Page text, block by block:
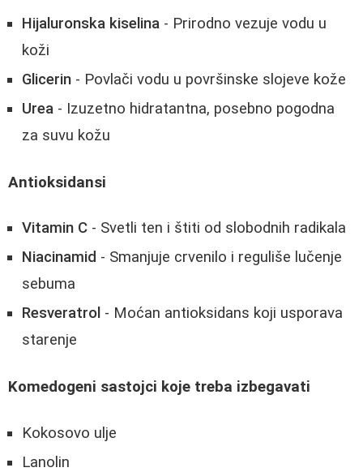
Hijaluronska kiselina - Prirodno vezuje vodu u
koži
Glicerin - Povlači vodu u površinske slojeve kože
Urea - Izuzetno hidratantna, posebno pogodna
za suvu kožu
Antioksidansi
Vitamin C - Svetli ten i štiti od slobodnih radikala
Niacinamid - Smanjuje crvenilo i reguliše lučenje
sebuma
Resveratrol - Moćan antioksidans koji usporava
starenje
Komedogeni sastojci koje treba izbegavati
Kokosovo ulje
Lanolin